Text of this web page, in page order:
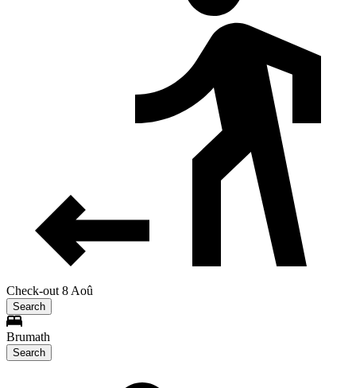
Check-out 8 Aoû
Search
Brumath
Search